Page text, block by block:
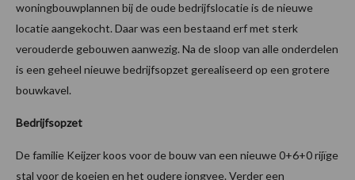
woningbouwplannen bij de oude bedrijfslocatie is de nieuwe
locatie aangekocht. Daar was een bestaand erf met sterk
verouderde gebouwen aanwezig. Na de sloop van alle onderdelen
is een geheel nieuwe bedrijfsopzet gerealiseerd op een grotere
bouwkavel.
Bedrijfsopzet
De familie Keijzer koos voor de bouw van een nieuwe 0+6+0 rijïge
stal voor de koeien en het oudere jongvee. Verder een